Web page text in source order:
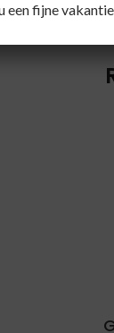
een fijne